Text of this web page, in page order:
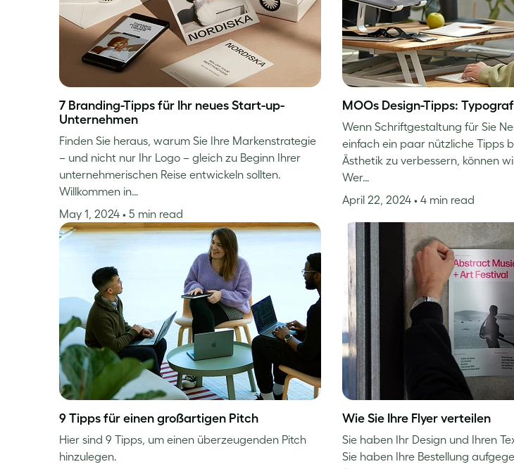
7 Branding-Tipps für Ihr neues Start-up-
Unternehmen
Finden Sie heraus, warum Sie Ihre Markenstrategie
– und nicht nur Ihr Logo – gleich zu Beginn Ihrer
unternehmerischen Reise entwickeln sollten.
Willkommen in…
May 1, 2024 • 5 min read
MOOs Design-Tipps:
Wenn Schriftgestaltung für Sie
einfach ein paar nützliche Tipps
Ästhetik zu verbessern, können
Wer…
April 22, 2024 • 4 min read
9 Tipps für einen großartigen Pitch
Hier sind 9 Tipps, um einen überzeugenden Pitch
hinzulegen.
Wie Sie Ihre Flyer verteilen
Sie haben Ihr Design und Ihren
Sie haben Ihre Bestellung